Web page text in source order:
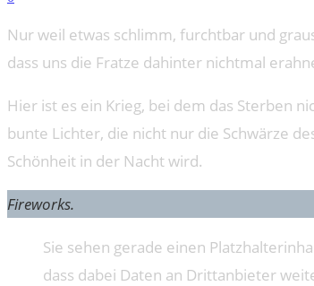
Nur weil etwas schlimm, furchtbar und
dass uns die Fratze dahinter nichtmal
Hier ist es ein Krieg, bei dem das Sterben
bunte Lichter, die nicht nur die Schwärze
Schönheit in der Nacht wird.
Fireworks.
Sie sehen gerade einen
dass dabei Daten an Drittanbieter